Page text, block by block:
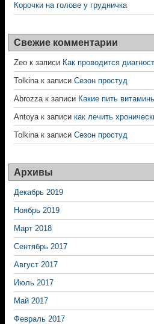
Корочки на голове у грудничка
Свежие комментарии
Zeo к записи Как проводится
Tolkinaк записи Сезон простуд
Abrozzaк записи Какие пить
Antoyaк записи как лечить
Tolkinaк записи Сезон простуд
Архивы
Декабрь 2019
Ноябрь 2019
Март 2018
Сентябрь 2017
Август 2017
Июль 2017
Май 2017
Февраль 2017